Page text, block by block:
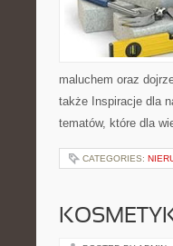
maluchem oraz
także Inspiracje dla
tematów, które dla
CATEGORIES: